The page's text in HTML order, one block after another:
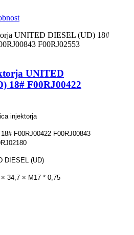
UNITED
18# F00RJ00422
injektorja
F00RJ00422 F00RJ00843
DIESEL (UD)
34,7 × M17 * 0,75